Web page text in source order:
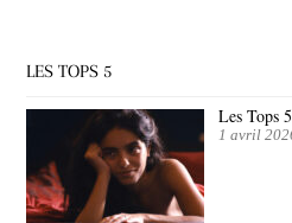
LES TOPS 5
Les Tops
1 avril